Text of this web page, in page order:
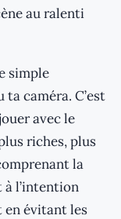
au ralenti
simple
caméra. C’est
avec le
riches, plus
la
à l’intention
en évitant les